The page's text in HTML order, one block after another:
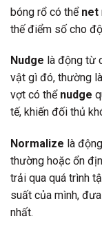
bóng rổ có thể net
thế điểm số cho
Nudge là động từ
vật gì đó, thường
vợt có thể nudge
tế, khiến đối thủ
Normalize là
thường hoặc ổn
trải qua quá trình
suất của mình,
nhất.